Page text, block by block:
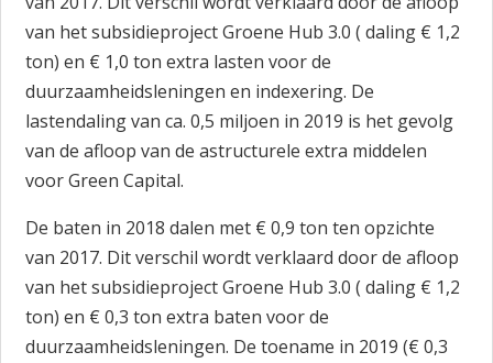
van het subsidieproject Groene Hub 3.0 ( daling € 1,2
ton) en € 1,0 ton extra lasten voor de
duurzaamheidsleningen en indexering. De
lastendaling van ca. 0,5 miljoen in 2019 is het gevolg
van de afloop van de astructurele extra middelen
voor Green Capital.
De baten in 2018 dalen met € 0,9 ton ten opzichte
van 2017. Dit verschil wordt verklaard door de afloop
van het subsidieproject Groene Hub 3.0 ( daling € 1,2
ton) en € 0,3 ton extra baten voor de
duurzaamheidsleningen. De toename in 2019 (€ 0,3